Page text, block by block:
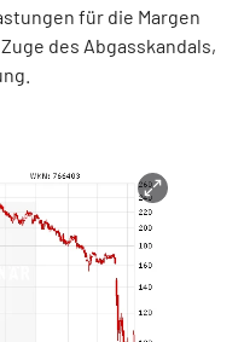
für die Margen
des Abgasskandals,